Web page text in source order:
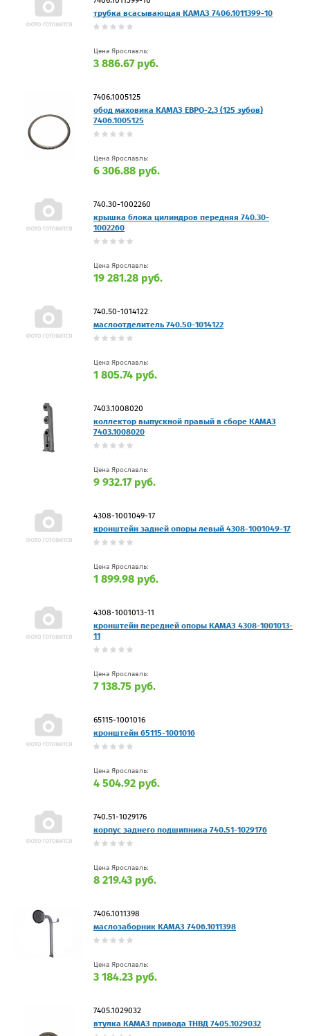
трубка всасывающая КАМАЗ 7406.1011399-10
Цена Ярославль:
3 886.67 руб.
7406.1005125
обод маховика КАМАЗ ЕВРО-2,3 (125 зубов)
7406.1005125
Цена Ярославль:
6 306.88 руб.
740.30-1002260
крышка блока цилиндров передняя 740.30-
1002260
Цена Ярославль:
19 281.28 руб.
740.50-1014122
маслоотделитель 740.50-1014122
Цена Ярославль:
1 805.74 руб.
7403.1008020
коллектор выпускной правый в сборе КАМАЗ
7403.1008020
Цена Ярославль:
9 932.17 руб.
4308-1001049-17
кронштейн задней опоры левый 4308-1001049-17
Цена Ярославль:
1 899.98 руб.
4308-1001013-11
кронштейн передней опоры КАМАЗ 4308-1001013-
11
Цена Ярославль:
7 138.75 руб.
65115-1001016
кронштейн 65115-1001016
Цена Ярославль:
4 504.92 руб.
740.51-1029176
корпус заднего подшипника 740.51-1029176
Цена Ярославль:
8 219.43 руб.
7406.1011398
маслозаборник КАМАЗ 7406.1011398
Цена Ярославль:
3 184.23 руб.
7405.1029032
втулка КАМАЗ привода ТНВД 7405.1029032